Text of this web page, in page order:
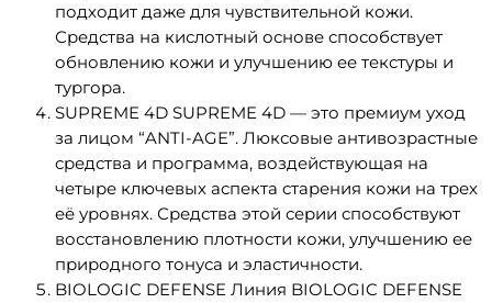
подходит даже для чувствительной кожи.
Средства на кислотный основе способствует
обновлению кожи и улучшению ее текстуры и
тургора.
SUPREME 4D SUPREME 4D — это премиум уход
за лицом “ANTI-AGE”. Люксовые антивозрастные
средства и программа, воздействующая на
четыре ключевых аспекта старения кожи на трех
её уровнях. Средства этой серии способствуют
восстановлению плотности кожи, улучшению ее
природного тонуса и эластичности.
BIOLOGIC DEFENSE Линия BIOLOGIC DEFENSE